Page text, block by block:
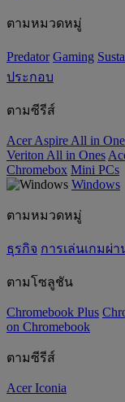
ตามหมวดหมู่
Predator Gaming
ประกอบ
ตามซีรีส์
Acer Aspire All in
Veriton All in Ones
Chromebox Mini PCs
Windows
ตามหมวดหมู่
ธุรกิจ การเล่นเกมผ่
ตามโซลูชัน
Chromebook Plus
on Chromebook
ตามซีรีส์
Acer Iconia